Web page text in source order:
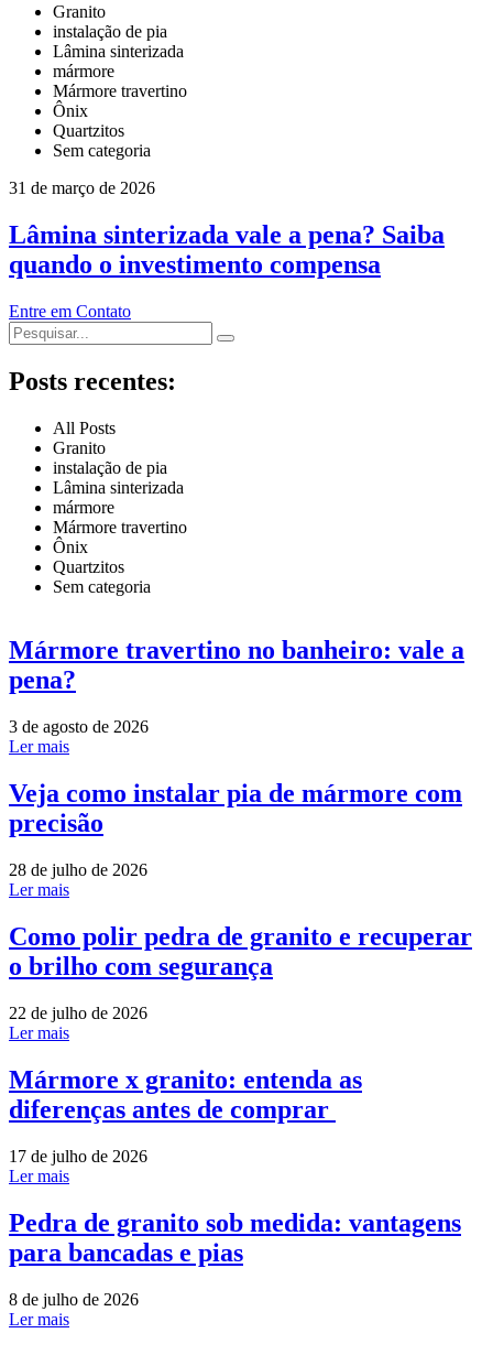
Granito
instalação de pia
Lâmina sinterizada
mármore
Mármore travertino
Ônix
Quartzitos
Sem categoria
31 de março de 2026
Lâmina sinterizada vale a pena? Saiba
quando o investimento compensa
Entre em Contato
Posts recentes:
All Posts
Granito
instalação de pia
Lâmina sinterizada
mármore
Mármore travertino
Ônix
Quartzitos
Sem categoria
Mármore travertino no banheiro: vale a
pena?
3 de agosto de 2026
Ler mais
Veja como instalar pia de mármore com
precisão
28 de julho de 2026
Ler mais
Como polir pedra de granito e recuperar
o brilho com segurança
22 de julho de 2026
Ler mais
Mármore x granito: entenda as
diferenças antes de comprar
17 de julho de 2026
Ler mais
Pedra de granito sob medida: vantagens
para bancadas e pias
8 de julho de 2026
Ler mais